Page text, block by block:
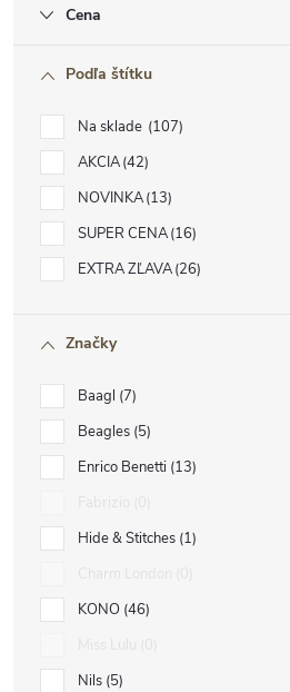
Cena
Podľa štítku
Na sklade 107
AKCIA 42
NOVINKA 13
SUPER CENA 16
EXTRA ZĽAVA 26
Značky
Baagl 7
Beagles 5
Enrico Benetti 13
Hide & Stitches 1
KONO 46
Nils 5